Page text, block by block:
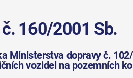
160/2001 Sb.
Ministerstva dopravy č.
vozidel na pozemních